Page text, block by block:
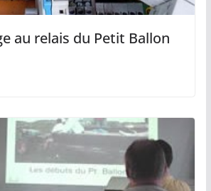
au relais du Petit Ballon